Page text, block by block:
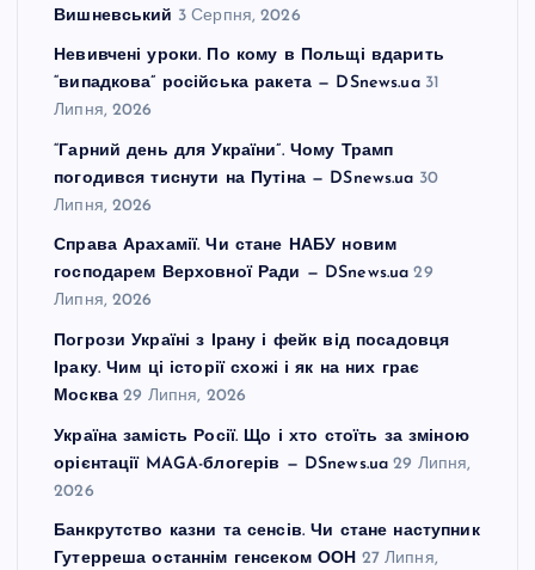
Вишневський 3 Серпня, 2026
Невивчені уроки. По кому в Польщі вдарить
“випадкова” російська ракета — DSnews.ua 31
Липня, 2026
“Гарний день для України”. Чому Трамп
погодився тиснути на Путіна — DSnews.ua 30
Липня, 2026
Справа Арахамії. Чи стане НАБУ новим
господарем Верховної Ради — DSnews.ua 29
Липня, 2026
Погрози Україні з Ірану і фейк від посадовця
Іраку. Чим ці історії схожі і як на них грає
Москва 29 Липня, 2026
Україна замість Росії. Що і хто стоїть за зміною
орієнтації MAGA-блогерів — DSnews.ua 29 Липня,
2026
Банкрутство казни та сенсів. Чи стане наступник
Гутерреша останнім генсеком ООН 27 Липня,